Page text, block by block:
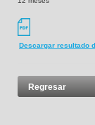
Descargar resultado
Regresar